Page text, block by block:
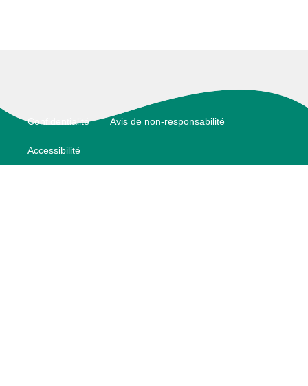
Footer
Confidentialité Avis de non-responsabilité
Accessibilité